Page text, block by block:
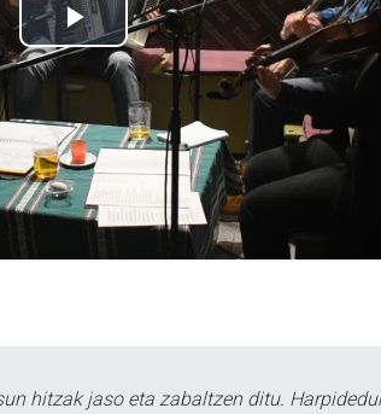
hitzak jaso eta zabaltzen ditu.